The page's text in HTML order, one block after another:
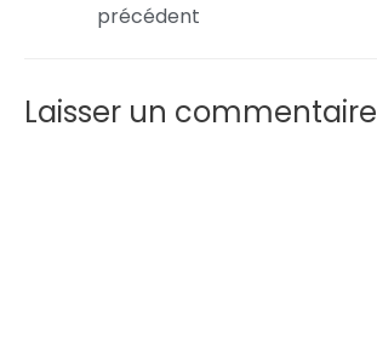
précédent
Laisser un commentaire